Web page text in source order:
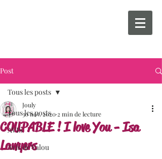
Post
Tous les posts
AVIS
Avis de Valou
Tous les posts
COUPABLE ! I love You - Isa
Lawyers
Jouly
30 nov. 2020 2 min de lecture